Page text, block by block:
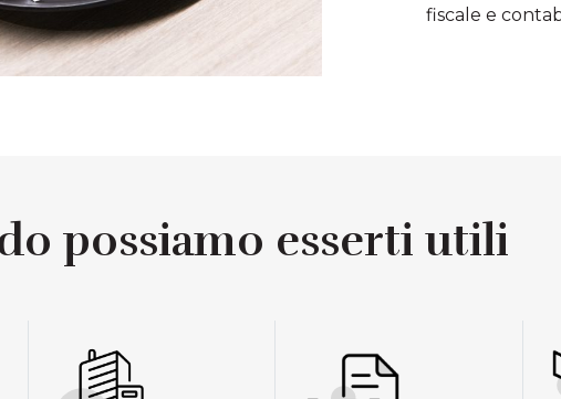
fiscale e
possiamo esserti utili